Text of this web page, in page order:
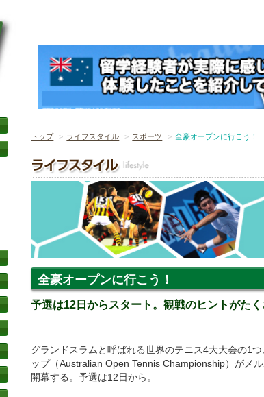
トップ ライフスタイル スポーツ 全豪オープンに行こう！
全豪オープンに行こう！
予選は12日からスタート。観戦のヒントがたく
グランドスラムと呼ばれる世界のテニス4大大会の1
ップ（Australian Open Tennis Championship）がメ
開幕する。予選は12日から。